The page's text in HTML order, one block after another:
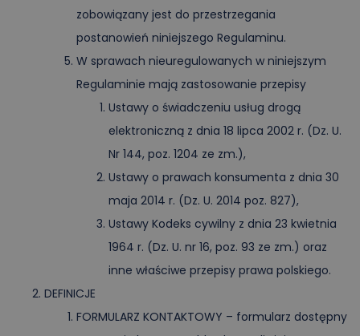
zobowiązany jest do przestrzegania
postanowień niniejszego Regulaminu.
W sprawach nieuregulowanych w niniejszym
Regulaminie mają zastosowanie przepisy
Ustawy o świadczeniu usług drogą
elektroniczną z dnia 18 lipca 2002 r. (Dz. U.
Nr 144, poz. 1204 ze zm.),
Ustawy o prawach konsumenta z dnia 30
maja 2014 r. (Dz. U. 2014 poz. 827),
Ustawy Kodeks cywilny z dnia 23 kwietnia
1964 r. (Dz. U. nr 16, poz. 93 ze zm.) oraz
inne właściwe przepisy prawa polskiego.
DEFINICJE
FORMULARZ KONTAKTOWY – formularz dostępny